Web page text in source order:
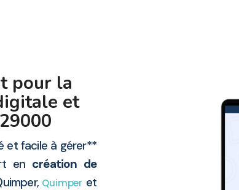
pour la
et
et facile à gérer**
en création de
Quimper et